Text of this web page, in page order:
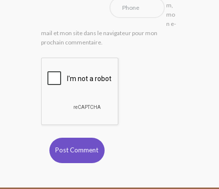
m,
mo
n e-
mail et mon site dans le navigateur pour mon
prochain commentaire.